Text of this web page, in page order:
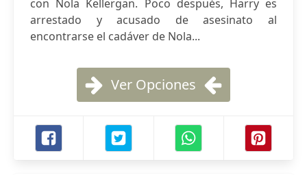
con Nola Kellergan. Poco después, Harry es
arrestado y acusado de asesinato al
encontrarse el cadáver de Nola...
Ver Opciones